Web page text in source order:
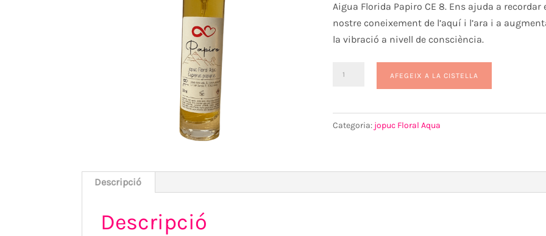
Aigua Florida Papiro CE 8. Ens ajuda a recordar
nostre coneixement de l’aquí i l’ara i a
la vibració a nivell de consciència.
quantitat
Papiro
AFEGEIX A LA CISTELLA
Categoria: jopuc Floral Aqua
Descripció
Descripció